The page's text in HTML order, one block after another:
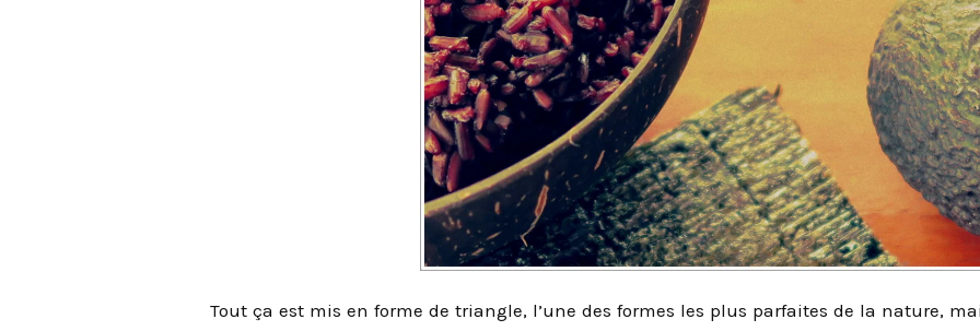
Tout ça est mis en forme de triangle, l’une des formes les plus parfaites de la nature,